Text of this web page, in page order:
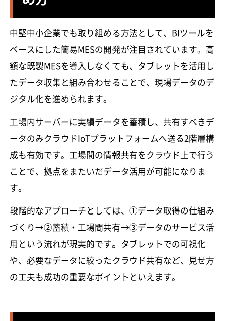
中堅中小企業でも取り組める方法として、BIツールを
ベースにした簡易MESの開発が注目されています。高
額な既製MESを導入しなくても、タブレットを活用し
たデータ収集と組み合わせることで、現場データのデ
ジタル化を進められます。
工場内サーバーに実績データを蓄積し、共有すべきデ
ータのみクラウドIoTプラットフォームへ送る2階層構
成も有効です。工場間の情報共有をクラウド上で行う
ことで、拠点をまたいだデータ活用が可能になりま
す。
段階的なアプローチとしては、①データ取得の仕組み
づくり→②蓄積・工場間共有→③データのサービス活
用という流れが現実的です。タブレットでの可視化
や、必要なデータに絞ったクラウド共有など、見せ方
の工夫も成功の重要なポイントといえます。